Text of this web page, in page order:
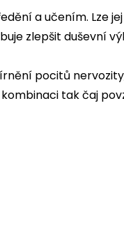
a učením. Lze
zlepšit duševní
pocitů
tak čaj